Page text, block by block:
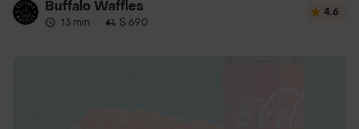
Buffalo Waffles
13 min · $ 690
4.6